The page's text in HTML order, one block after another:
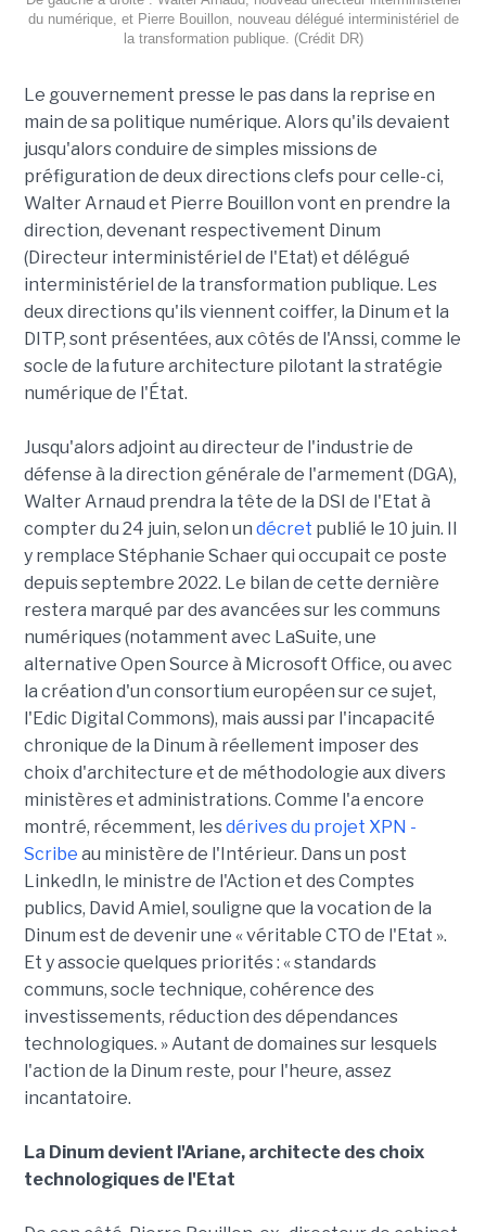
du numérique, et Pierre Bouillon, nouveau délégué interministériel de
la transformation publique. (Crédit DR)
Le gouvernement presse le pas dans la reprise en
main de sa politique numérique. Alors qu'ils devaient
jusqu'alors conduire de simples missions de
préfiguration de deux directions clefs pour celle-ci,
Walter Arnaud et Pierre Bouillon vont en prendre la
direction, devenant respectivement Dinum
(Directeur interministériel de l'Etat) et délégué
interministériel de la transformation publique. Les
deux directions qu'ils viennent coiffer, la Dinum et la
DITP, sont présentées, aux côtés de l'Anssi, comme le
socle de la future architecture pilotant la stratégie
numérique de l'État.
Jusqu'alors adjoint au directeur de l'industrie de
défense à la direction générale de l'armement (DGA),
Walter Arnaud prendra la tête de la DSI de l'Etat à
compter du 24 juin, selon un décret publié le 10 juin. Il
y remplace Stéphanie Schaer qui occupait ce poste
depuis septembre 2022. Le bilan de cette dernière
restera marqué par des avancées sur les communs
numériques (notamment avec LaSuite, une
alternative Open Source à Microsoft Office, ou avec
la création d'un consortium européen sur ce sujet,
l'Edic Digital Commons), mais aussi par l'incapacité
chronique de la Dinum à réellement imposer des
choix d'architecture et de méthodologie aux divers
ministères et administrations. Comme l'a encore
montré, récemment, lesdérives du projet XPN -
Scribe au ministère de l'Intérieur. Dans un post
LinkedIn, le ministre de l'Action et des Comptes
publics, David Amiel, souligne que la vocation de la
Dinum est de devenir une « véritable CTO de l'Etat ».
Et y associe quelques priorités : « standards
communs, socle technique, cohérence des
investissements, réduction des dépendances
technologiques. » Autant de domaines sur lesquels
l'action de la Dinum reste, pour l'heure, assez
incantatoire.
La Dinum devient l'Ariane, architecte des choix
technologiques de l'Etat